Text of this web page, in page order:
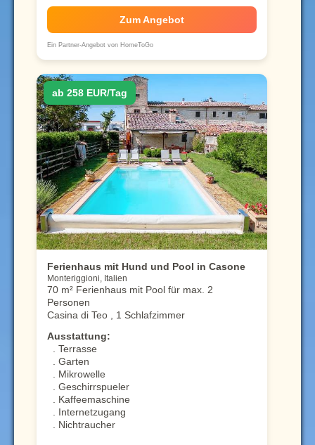
Zum Angebot
Ein Partner-Angebot von HomeToGo
ab 258 EUR/Tag
Ferienhaus mit Hund und Pool in Casone
Monteriggioni, Italien
70 m² Ferienhaus mit Pool für max. 2
Personen
Casina di Teo , 1 Schlafzimmer
Ausstattung:
. Terrasse
. Garten
. Mikrowelle
. Geschirrspueler
. Kaffeemaschine
. Internetzugang
. Nichtraucher